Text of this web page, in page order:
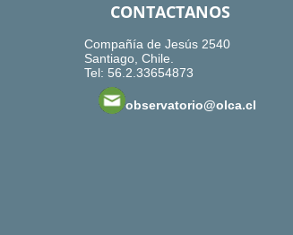
CONTACTANOS
Compañía de Jesús 2540
Santiago, Chile.
Tel: 56.2.33654873
observatorio@olca.cl